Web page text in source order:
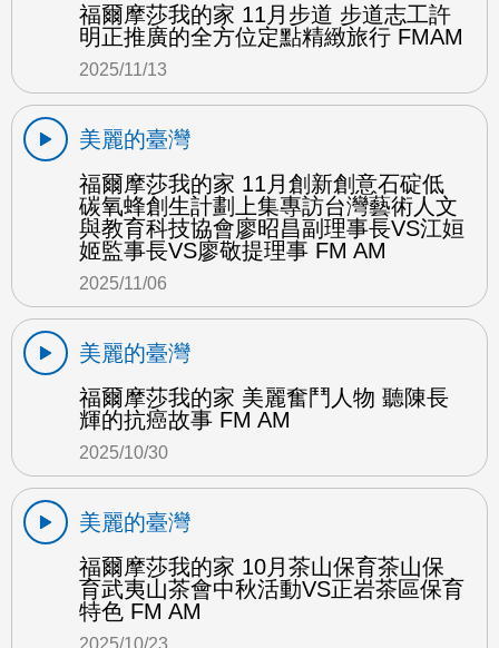
福爾摩莎我的家 11月步道 步道志工許
明正推廣的全方位定點精緻旅行 FMAM
2025/11/13
美麗的臺灣
福爾摩莎我的家 11月創新創意石碇低
碳氧蜂創生計劃上集專訪台灣藝術人文
與教育科技協會廖昭昌副理事長VS江姮
姬監事長VS廖敬提理事 FM AM
2025/11/06
美麗的臺灣
福爾摩莎我的家 美麗奮鬥人物 聽陳長
輝的抗癌故事 FM AM
2025/10/30
美麗的臺灣
福爾摩莎我的家 10月茶山保育茶山保
育武夷山茶會中秋活動VS正岩茶區保育
特色 FM AM
2025/10/23